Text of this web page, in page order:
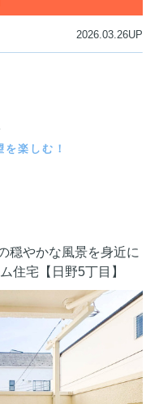
2026.03.26UP
を楽しむ！
穏やかな風景を身近に
住宅【日野5丁目】